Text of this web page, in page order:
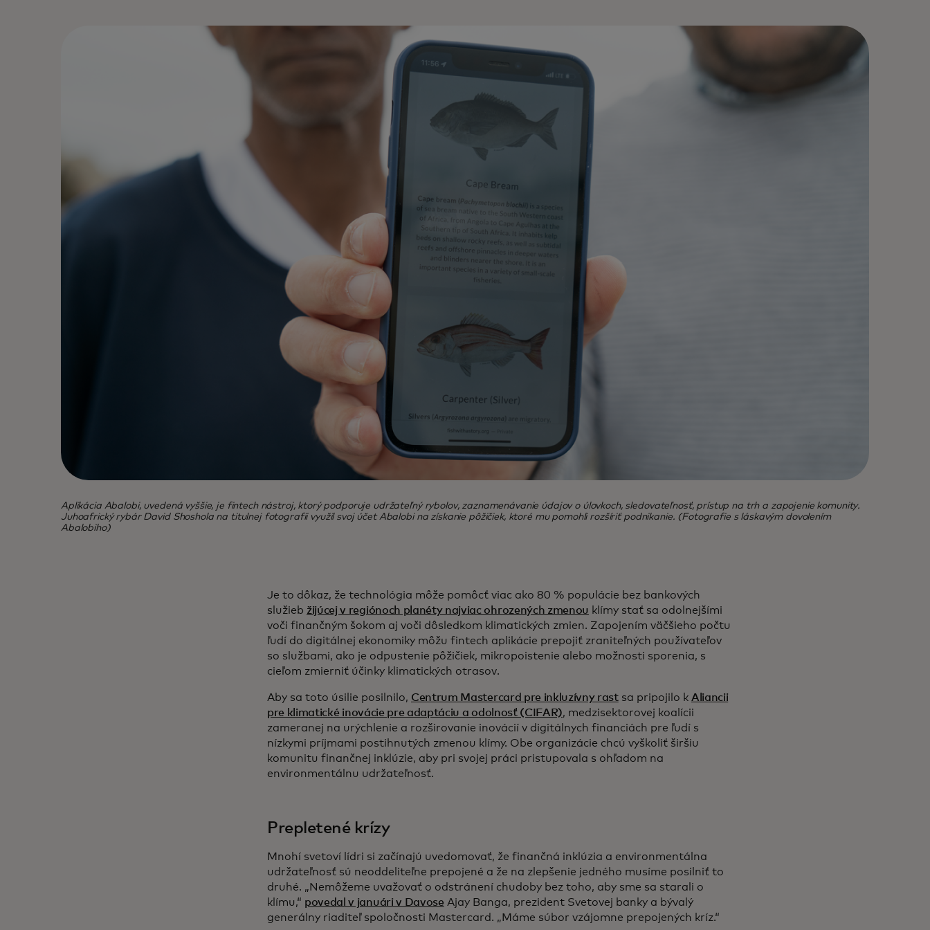
Aplikácia Abalobi, uvedená vyššie, je fintech nástroj, ktorý podporuje udržateľný rybolov, zaznamenávanie údajov o úlovkoch, sledovateľnosť, prístup na trh a zapojenie komunity.
Juhoafrický rybár David Shoshola na titulnej fotografii využil svoj účet Abalobi na získanie pôžičiek, ktoré mu pomohli rozšíriť podnikanie. (Fotografie s láskavým dovolením
Abalobiho)
Je to dôkaz, že technológia môže pomôcť viac ako 80 % populácie bez bankových
služieb žijúcej v regiónoch planéty najviac ohrozených zmenou klímy stať sa odolnejšími
voči finančným šokom aj voči dôsledkom klimatických zmien. Zapojením väčšieho počtu
ľudí do digitálnej ekonomiky môžu fintech aplikácie prepojiť zraniteľných používateľov
so službami, ako je odpustenie pôžičiek, mikropoistenie alebo možnosti sporenia, s
cieľom zmierniť účinky klimatických otrasov.
Aby sa toto úsilie posilnilo, Centrum Mastercard pre inkluzívny rastsa pripojilo k Aliancii
pre klimatické inovácie pre adaptáciu a odolnosť (CIFAR), medzisektorovej koalícii
zameranej na urýchlenie a rozširovanie inovácií v digitálnych financiách pre ľudí s
nízkymi príjmami postihnutých zmenou klímy. Obe organizácie chcú vyškoliť širšiu
komunitu finančnej inklúzie, aby pri svojej práci pristupovala s ohľadom na
environmentálnu udržateľnosť.
Prepletené krízy
Mnohí svetoví lídri si začínajú uvedomovať, že finančná inklúzia a environmentálna
udržateľnosť sú neoddeliteľne prepojené a že na zlepšenie jedného musíme posilniť to
druhé. „Nemôžeme uvažovať o odstránení chudoby bez toho, aby sme sa starali o
klímu,“ povedal v januári v Davose Ajay Banga, prezident Svetovej banky a bývalý
generálny riaditeľ spoločnosti Mastercard. „Máme súbor vzájomne prepojených kríz.“